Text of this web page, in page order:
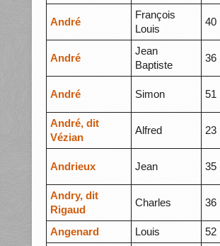
André
François
Louis
40
André
Jean
Baptiste
36
André Simon 51
André, dit
Vézian
Alfred 23
Andrieux Jean 35
Andry, dit
Rigaud
Charles 36
Angenard
Louis 52